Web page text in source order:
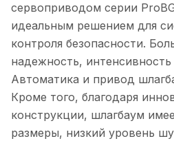
сервоприводом серии
идеальным решением для
контроля безопасности.
надежность, интенсивность
Автоматика и привод
Кроме того, благодаря
конструкции, шлагбаум
размеры, низкий уровень